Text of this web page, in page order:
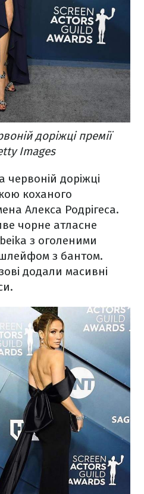
доріжці премії
Images
червоній доріжці
коханого
Алекса Родрігеса.
чорне атласне
з оголеними
з бантом.
додали масивні